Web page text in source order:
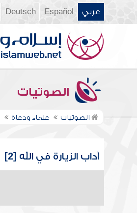
عربي Español
Deutsch
الصوتيات
الصوتيات علماء ودعاة
آداب الزيارة في الله [2]